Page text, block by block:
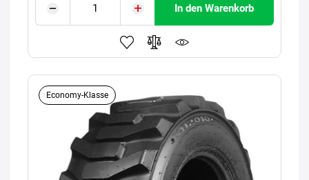
In den Warenkorb
Economy-Klasse